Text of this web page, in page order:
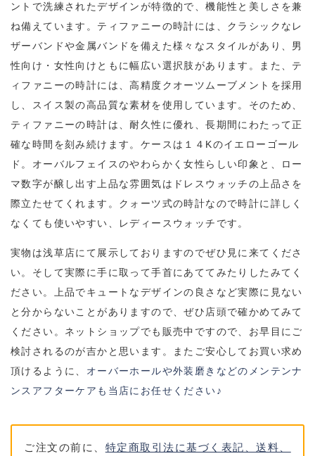
ントで洗練されたデザインが特徴的で、機能性と美しさを兼
ね備えています。ティファニーの時計には、クラシックなレ
ザーバンドや金属バンドを備えた様々なスタイルがあり、男
性向け・女性向けともに幅広い選択肢があります。また、テ
ィファニーの時計には、高精度クオーツムーブメントを採用
し、スイス製の高品質な素材を使用しています。そのため、
ティファニーの時計は、耐久性に優れ、長期間にわたって正
確な時間を刻み続けます。ケースは１４Kのイエローゴール
ド。オーバルフェイスのやわらかく女性らしい印象と、ロー
マ数字が醸し出す上品な雰囲気はドレスウォッチの上品さを
際立たせてくれます。クォーツ式の時計なので時計に詳しく
なくても使いやすい、レディースウォッチです。
実物は浅草店にて展示しておりますのでぜひ見に来てくださ
い。そして実際に手に取って手首にあててみたりしたみてく
ださい。上品でキュートなデザインの良さなど実際に見ない
と分からないことがありますので、ぜひ店頭で確かめてみて
ください。ネットショップでも販売中ですので、お早目にご
検討されるのが吉かと思います。またご安心してお買い求め
頂けるように、 オーバーホールや外装磨きなどのメンテンナ
ンスアフターケアも当店にお任せください♪
ご注文の前に、 特定商取引法に基づく表記、送料、